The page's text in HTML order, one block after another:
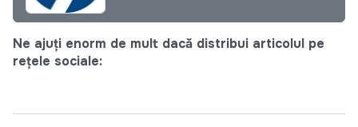
Ne ajuți enorm de mult dacă distribui articolul pe
rețele sociale: